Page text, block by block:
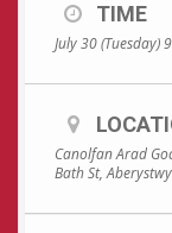
TIME
July 30 (Tuesday)
Canolfan Arad
Bath St,